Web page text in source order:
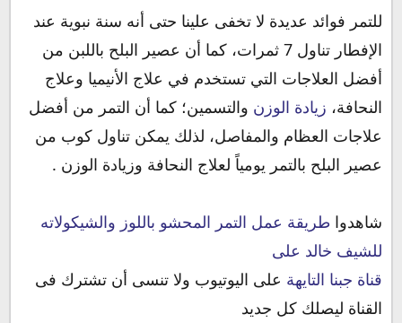
للتمر فوائد عديدة لا تخفى علينا حتى أنه سنة نبوية عند
الإفطار تناول 7 ثمرات، كما أن عصير البلح باللبن من
أفضل العلاجات التي تستخدم في علاج الأنيميا وعلاج
النحافة، زيادة الوزن والتسمين؛ كما أن التمر من أفضل
علاجات العظام والمفاصل، لذلك يمكن تناول كوب من
عصير البلح بالتمر يومياً لعلاج النحافة وزيادة الوزن .
شاهدوا طريقة عمل التمر المحشو باللوز والشيكولاته
للشيف خالد على
قناة جبنا التايهة على اليوتيوب ولا تنسى أن تشترك فى
القناة ليصلك كل جديد